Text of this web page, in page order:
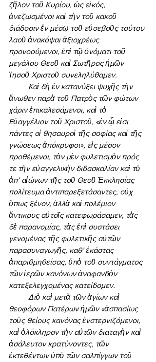
ζῆλον τοῦ Κυρίου, ὡς εἰκός,
ἀνεζωσμένοι καὶ τὴν τοῦ κακοῦ
διάδοσιν ἐν μέσῳ τοῦ εὐσεβοῦς τούτου
λαοῦ ἀνακόψαι ἀξιοχρέως
προνοούμενοι, ἐπὶ τῷ ὀνόματι τοῦ
μεγάλου Θεοῦ καὶ Σωτῆρος ἡμῶν
Ἰησοῦ Χριστοῦ συνεληλύθαμεν.
ἄνωθεν παρὰ τοῦ Πατρὸς τῶν φώτων
χάριν ἐπικαλεσάμενοι, καὶ τὸ
Εὐαγγέλιον τοῦ Χριστοῦ, «ἐν ᾧ εἰσι
πάντες οἱ θησαυροὶ τῆς σοφίας καὶ τῆς
γνώσεως ἀπόκρυφοι», εἰς μέσον
προθέμενοι, τὸν μὲν φυλετισμὸν πρός
τε τὴν εὐαγγελικὴν διδασκαλίαν καὶ τὸ
ἀπ’ αἰώνων τῆς τοῦ Θεοῦ Ἐκκλησίας
πολίτευμα ἀντιπαρεξετάσαντες, οὐχ
ὅπως ξένον, ἀλλὰ καὶ πολέμιον
ἄντικρυς αὐτοῖς κατεφωράσαμεν, τὰς
δὲ παρανομίας, τὰς ἐπὶ συστάσει
γενομένας τῆς φυλετικῆς αὐτῶν
παρασυναγωγῆς, καθ’ ἑκάστας
ἀπαριθμηθείσας, ὑπὸ τοῦ συντάγματος
τῶν ἱερῶν κανόνων ἀναφανδὸν
κατεξελεγχομένας κατείδομεν.
θεοφόρων Πατέρων ἡμῶν «ἀσπασίως
τοὺς θείους κανόνας ἐνστερνιζόμενοι,
καὶ ὁλόκληρον τὴν αὐτῶν διαταγὴν καὶ
ἀσάλευτον κρατύνοντες, τῶν
ἐκτεθέντων ὑπὸ τῶν σαλπίγγων τοῦ